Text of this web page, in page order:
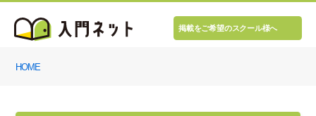
掲載をご希望のスクール様へ
HOME